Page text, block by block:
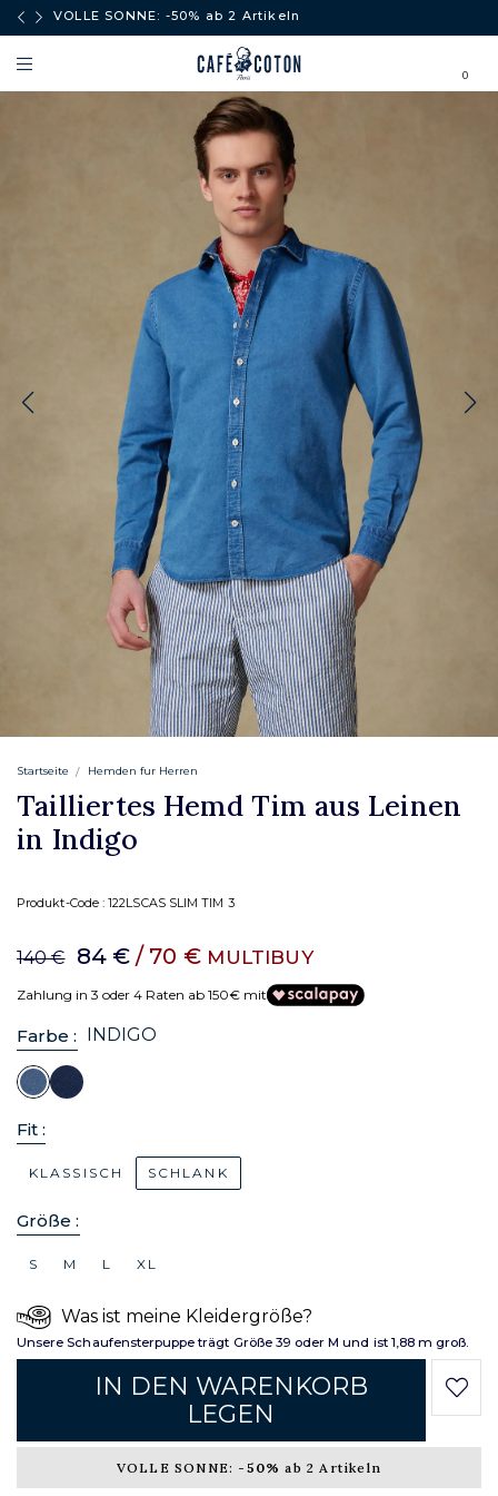
VOLLE SONNE: -50% ab 2 Artikeln
0
Startseite Hemden fur Herren
Tailliertes Hemd Tim aus Leinen
in Indigo
Produkt-Code :122LSCAS SLIM TIM 3
140 € 84 € / 70 € MULTIBUY
Zahlung in 3 oder 4 Raten ab 150€ mit
Farbe : INDIGO
Fit :
KLASSISCH SCHLANK
Größe :
S M L XL
Was ist meine Kleidergröße?
Unsere Schaufensterpuppe trägt Größe 39 oder M und ist 1,88 m groß.
IN DEN WARENKORB
LEGEN
VOLLE SONNE: -50% ab 2 Artikeln